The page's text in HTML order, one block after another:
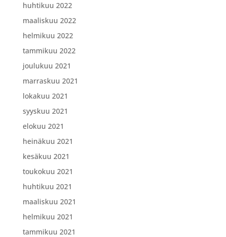
huhtikuu 2022
maaliskuu 2022
helmikuu 2022
tammikuu 2022
joulukuu 2021
marraskuu 2021
lokakuu 2021
syyskuu 2021
elokuu 2021
heinäkuu 2021
kesäkuu 2021
toukokuu 2021
huhtikuu 2021
maaliskuu 2021
helmikuu 2021
tammikuu 2021